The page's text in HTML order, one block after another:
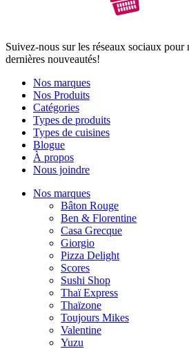
Suivez-nous sur les réseaux sociaux pour
dernières nouveautés!
Nos marques
Nos Produits
Catégories
Types de produits
Types de cuisines
Blogue
À propos
Nous joindre
Nos marques
Bâton Rouge
Ben & Florentine
Casa Grecque
Giorgio
Pizza Delight
Scores
Sushi Shop
Thaï Express
Thaïzone
Toujours Mikes
Valentine
Yuzu